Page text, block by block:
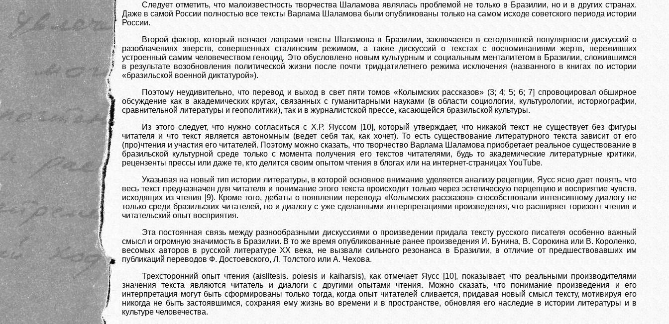
Следует отметить, что малоизвестность творчества Шаламова являлась проблемой не только в Бразилии, но и в других странах.
Даже в самой России полностью все тексты Варлама Шаламова были опубликованы только на самом исходе советского периода истории
России.
Второй фактор, который венчает лаврами тексты Шаламова в Бразилии, заключается в сегодняшней популярности дискуссий о
разоблачениях зверств, совершенных сталинским режимом, а также дискуссий о текстах с воспоминаниями жертв, переживших
устроенный самим человечеством геноцид. Это обусловлено новым культурным и социальным менталитетом в Бразилии, сложившимся
в результате возобновления политической жизни после почти тридцатилетнего режима исключения (названного в книгах по истории
«бразильской военной диктатурой»).
Поэтому неудивительно, что перевод и выход в свет пяти томов «Колымских рассказов» (3; 4; 5; 6; 7] спровоцировал обширное
обсуждение как в академических кругах, связанных с гуманитарными науками (в области социологии, культурологии, историографии,
сравнительной литературы и геополитики), так и в журналистской прессе, касающейся бразильской культуры.
Из этого следует, что нужно согласиться с Х.Р. Яуссом [10], который утверждает, что никакой текст не существует без фигуры
читателя и что текст является автономным (ведет себя так, как хочет). То есть существование литературного текста зависит от его
(про)чтения и участия его читателей. Поэтому можно сказать, что творчество Варлама Шаламова приобретает реальное существование в
бразильской культурной среде только с момента получения его текстов читателями, будь то академические литературные критики,
рецензенты прессы или даже те, кто делится своим опытом чтения в блогах или на интернет-страницах YouTube.
Указывая на новый тип истории литературы, в которой основное внимание уделяется анализу рецепции, Яусс ясно дает понять, что
весь текст предназначен для читателя и понимание этого текста происходит только через эстетическую перцепцию и восприятие чувств,
исходящих из чтения |9). Кроме того, дебаты о появлении перевода «Колымских рассказов» способствовали интенсивному диалогу не
только среди бразильских читателей, но и диалогу с уже сделанными интерпретациями произведения, что расширяет горизонт чтения и
читательский опыт восприятия.
Эта постоянная связь между разнообразными дискуссиями о произведении придала тексту русского писателя особенно важный
смысл и огромную значимость в Бразилии. В то же время опубликованные ранее произведения И. Бунина, В. Сорокина или В. Короленко,
весомых авторов в русской литературе XX века, не вызвали сильного резонанса в Бразилии, в отличие от предшествовавших им
публикаций переводов Ф. Достоевского, Л. Толстого или А. Чехова.
Трехсторонний опыт чтения (aislltesis. poiesis и kaiharsis), как отмечает Яусс [10], показывает, что реальными производителями
значения текста являются читатель и диалоги с другими опытами чтения. Можно сказать, что понимание произведения и его
интерпретация могут быть сформированы только тогда, когда опыт читателей сливается, придавая новый смысл тексту, мотивируя его
никогда не быть застоявшимся, сохраняя ему жизнь во времени и в пространстве, обновляя его наследие в истории литературы и в
культуре человечества.